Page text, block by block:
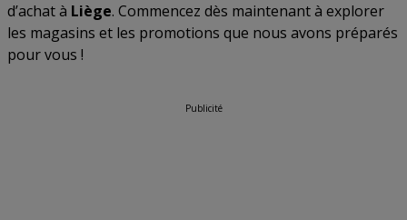
d’achat à Liège. Commencez dès maintenant à explorer
les magasins et les promotions que nous avons préparés
pour vous !
Publicité